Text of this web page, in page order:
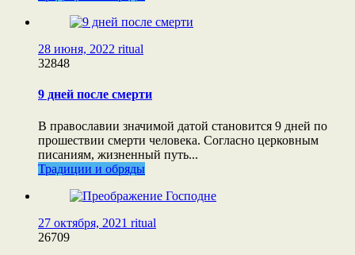
28 июня, 2022 ritual
32848
9 дней после смерти
В православии значимой датой становится 9 дней по
прошествии смерти человека. Согласно церковным
писаниям, жизненный путь...
Традиции и обряды
27 октября, 2021 ritual
26709